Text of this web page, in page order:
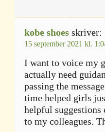
kobe shoes skriver:
15 september 2021 kl.
I want to voice my
actually need
passing the
time helped girls
helpful suggestions
to my colleagues.